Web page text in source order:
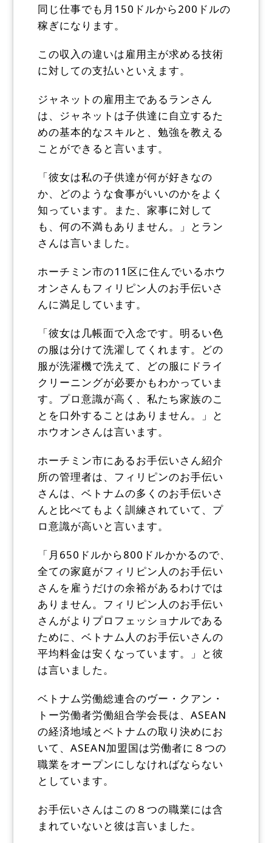
同じ仕事でも月150ドルから200ドルの
稼ぎになります。
この収入の違いは雇用主が求める技術
に対しての支払いといえます。
ジャネットの雇用主であるランさん
は、ジャネットは子供達に自立するた
めの基本的なスキルと、勉強を教える
ことができると言います。
「彼女は私の子供達が何が好きなの
か、どのような食事がいいのかをよく
知っています。また、家事に対して
も、何の不満もありません。」とラン
さんは言いました。
ホーチミン市の11区に住んでいるホウ
オンさんもフィリピン人のお手伝いさ
んに満足しています。
「彼女は几帳面で入念です。明るい色
の服は分けて洗濯してくれます。どの
服が洗濯機で洗えて、どの服にドライ
クリーニングが必要かもわかっていま
す。プロ意識が高く、私たち家族のこ
とを口外することはありません。」と
ホウオンさんは言います。
ホーチミン市にあるお手伝いさん紹介
所の管理者は、フィリピンのお手伝い
さんは、ベトナムの多くのお手伝いさ
んと比べてもよく訓練されていて、プ
ロ意識が高いと言います。
「月650ドルから800ドルかかるので、
全ての家庭がフィリピン人のお手伝い
さんを雇うだけの余裕があるわけでは
ありません。フィリピン人のお手伝い
さんがよりプロフェッショナルである
ために、ベトナム人のお手伝いさんの
平均料金は安くなっています。」と彼
は言いました。
ベトナム労働総連合のヴー・クアン・
トー労働者労働組合学会長は、ASEAN
の経済地域とベトナムの取り決めにお
いて、ASEAN加盟国は労働者に８つの
職業をオープンにしなければならない
としています。
お手伝いさんはこの８つの職業には含
まれていないと彼は言いました。